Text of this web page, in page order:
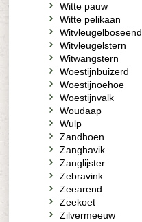
Witte pauw
Witte pelikaan
Witvleugelboseend
Witvleugelstern
Witwangstern
Woestijnbuizerd
Woestijnoehoe
Woestijnvalk
Woudaap
Wulp
Zandhoen
Zanghavik
Zanglijster
Zebravink
Zeearend
Zeekoet
Zilvermeeuw